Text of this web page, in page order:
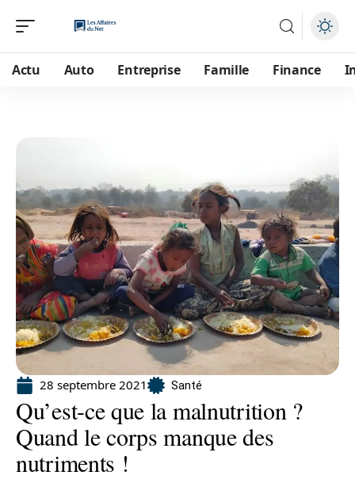
Actu Auto Entreprise Famille Finance
28 septembre 2021 Santé
Qu’est-ce que la malnutrition ?
Quand le corps manque des
nutriments !